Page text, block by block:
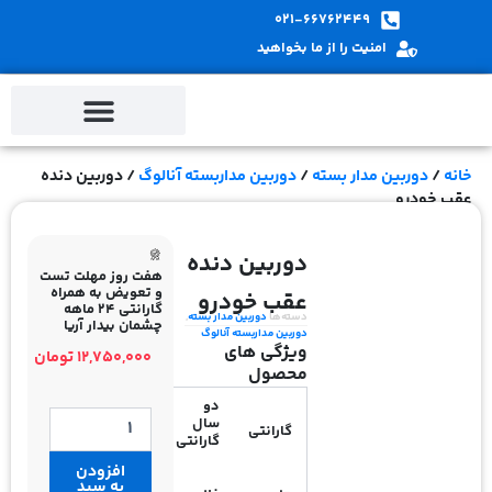
021-66762449
امنیت را از ما بخواهید
خانه/دوربین مدار بسته/دوربین مداربسته آنالوگ/ دوربین دنده
عقب خودرو
دوربین دنده
عقب خودرو
دسته‌ها دوربین مدار بسته,
دوربین مداربسته آنالوگ
ویژگی های
محصول
گارانتی
دو
سال
گارانتی
هفت روز مهلت تست
و تعویض به همراه
گارانتی 24 ماهه
چشمان بیدار آریا
12,750,000تومان
دوربین
دنده
عقب
خودروافزودن
به سبد